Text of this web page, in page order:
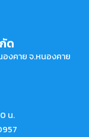
ด
งคาย จ.หนองคาย
น.